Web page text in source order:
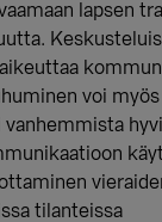
lapsen
voi
vanhemmista
tilanteissa